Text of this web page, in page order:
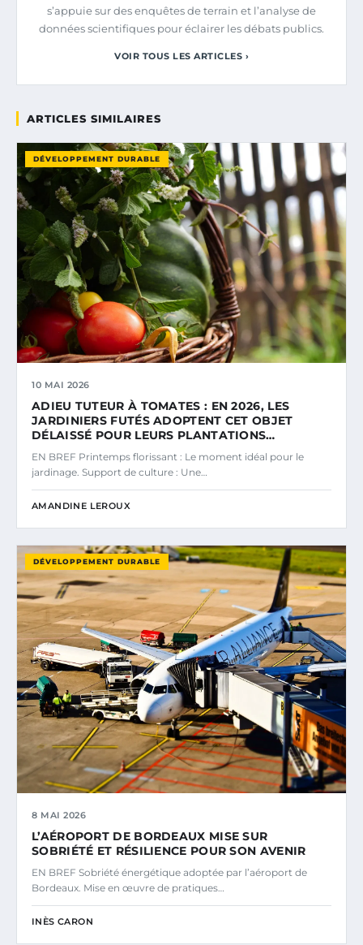
s’appuie sur des enquêtes de terrain et l’analyse de
données scientifiques pour éclairer les débats publics.
VOIR TOUS LES ARTICLES ›
ARTICLES SIMILAIRES
DÉVELOPPEMENT DURABLE
10 MAI 2026
ADIEU TUTEUR À TOMATES : EN 2026, LES
JARDINIERS FUTÉS ADOPTENT CET OBJET
DÉLAISSÉ POUR LEURS PLANTATIONS…
EN BREF Printemps florissant : Le moment idéal pour le
jardinage. Support de culture : Une…
AMANDINE LEROUX
DÉVELOPPEMENT DURABLE
8 MAI 2026
L’AÉROPORT DE BORDEAUX MISE SUR
SOBRIÉTÉ ET RÉSILIENCE POUR SON AVENIR
EN BREF Sobriété énergétique adoptée par l’aéroport de
Bordeaux. Mise en œuvre de pratiques…
INÈS CARON